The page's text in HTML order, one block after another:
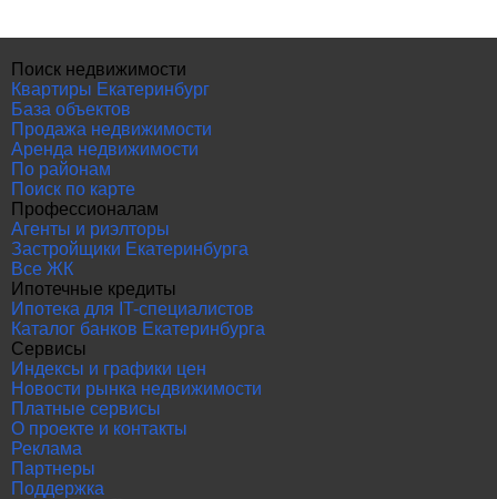
Поиск недвижимости
Квартиры Екатеринбург
База объектов
Продажа недвижимости
Аренда недвижимости
По районам
Поиск по карте
Профессионалам
Агенты и риэлторы
Застройщики Екатеринбурга
Все ЖК
Ипотечные кредиты
Ипотека для IT-специалистов
Каталог банков Екатеринбурга
Сервисы
Индексы и графики цен
Новости рынка недвижимости
Платные сервисы
О проекте и контакты
Реклама
Партнеры
Поддержка